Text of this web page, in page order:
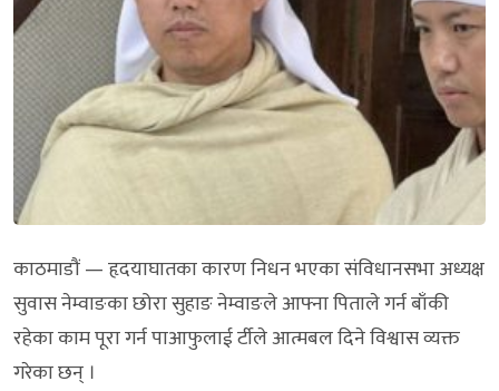
काठमाडौं — हृदयाघातका कारण निधन भएका संविधानसभा अध्यक्ष
सुवास नेम्वाङका छोरा सुहाङ नेम्वाङले आफ्ना पिताले गर्न बाँकी
रहेका काम पूरा गर्न पाआफुलाई र्टीले आत्मबल दिने विश्वास व्यक्त
गरेका छन् ।